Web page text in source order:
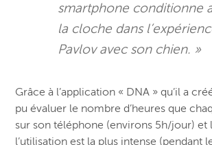
smartphone conditionne
la cloche dans
Pavlov avec son chien. »
Grâce à l’application « DNA » qu’il a
pu évaluer le nombre d’heures que
sur son téléphone (environs 5h/jour) et
l’utilisation est la plus intense (pendant